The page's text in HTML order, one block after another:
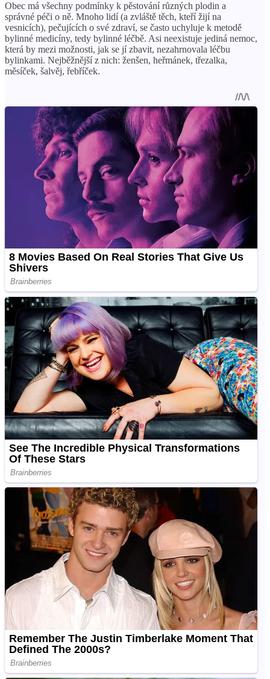
Obec má všechny podmínky k pěstování různých plodin a
správné péči o ně. Mnoho lidí (a zvláště těch, kteří žijí na
vesnicích), pečujících o své zdraví, se často uchyluje k metodě
bylinné medicíny, tedy bylinné léčbě. Asi neexistuje jediná nemoc,
která by mezi možnosti, jak se jí zbavit, nezahrnovala léčbu
bylinkami. Nejběžnější z nich: ženšen, heřmánek, třezalka,
měsíček, šalvěj, řebříček.